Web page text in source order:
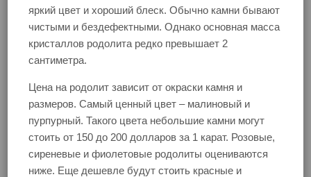
яркий цвет и хороший блеск. Обычно камни бывают
чистыми и бездефектными. Однако основная масса
кристаллов родолита редко превышает 2
сантиметра.
Цена на родолит зависит от окраски камня и
размеров. Самый ценный цвет – малиновый и
пурпурный. Такого цвета небольшие камни могут
стоить от 150 до 200 долларов за 1 карат. Розовые,
сиреневые и фиолетовые родолиты оцениваются
ниже. Еще дешевле будут стоить красные и